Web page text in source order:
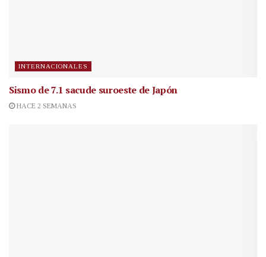
INTERNACIONALES
Sismo de 7.1 sacude suroeste de Japón
HACE 2 SEMANAS